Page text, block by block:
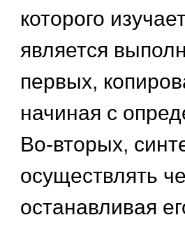
которого
является
первых,
начиная с
Во-вторых,
осуществлять
останавливая